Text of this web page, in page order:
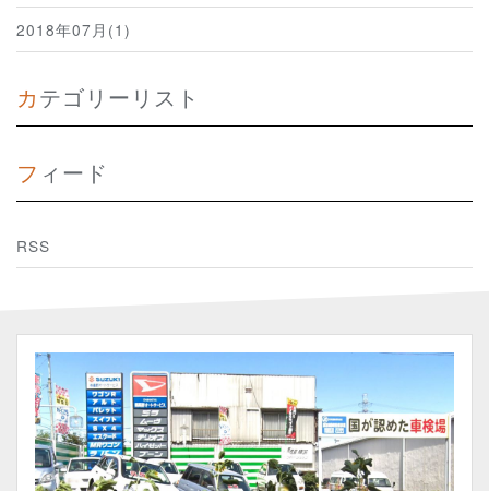
2018年07月(1)
カテゴリーリスト
フィード
RSS